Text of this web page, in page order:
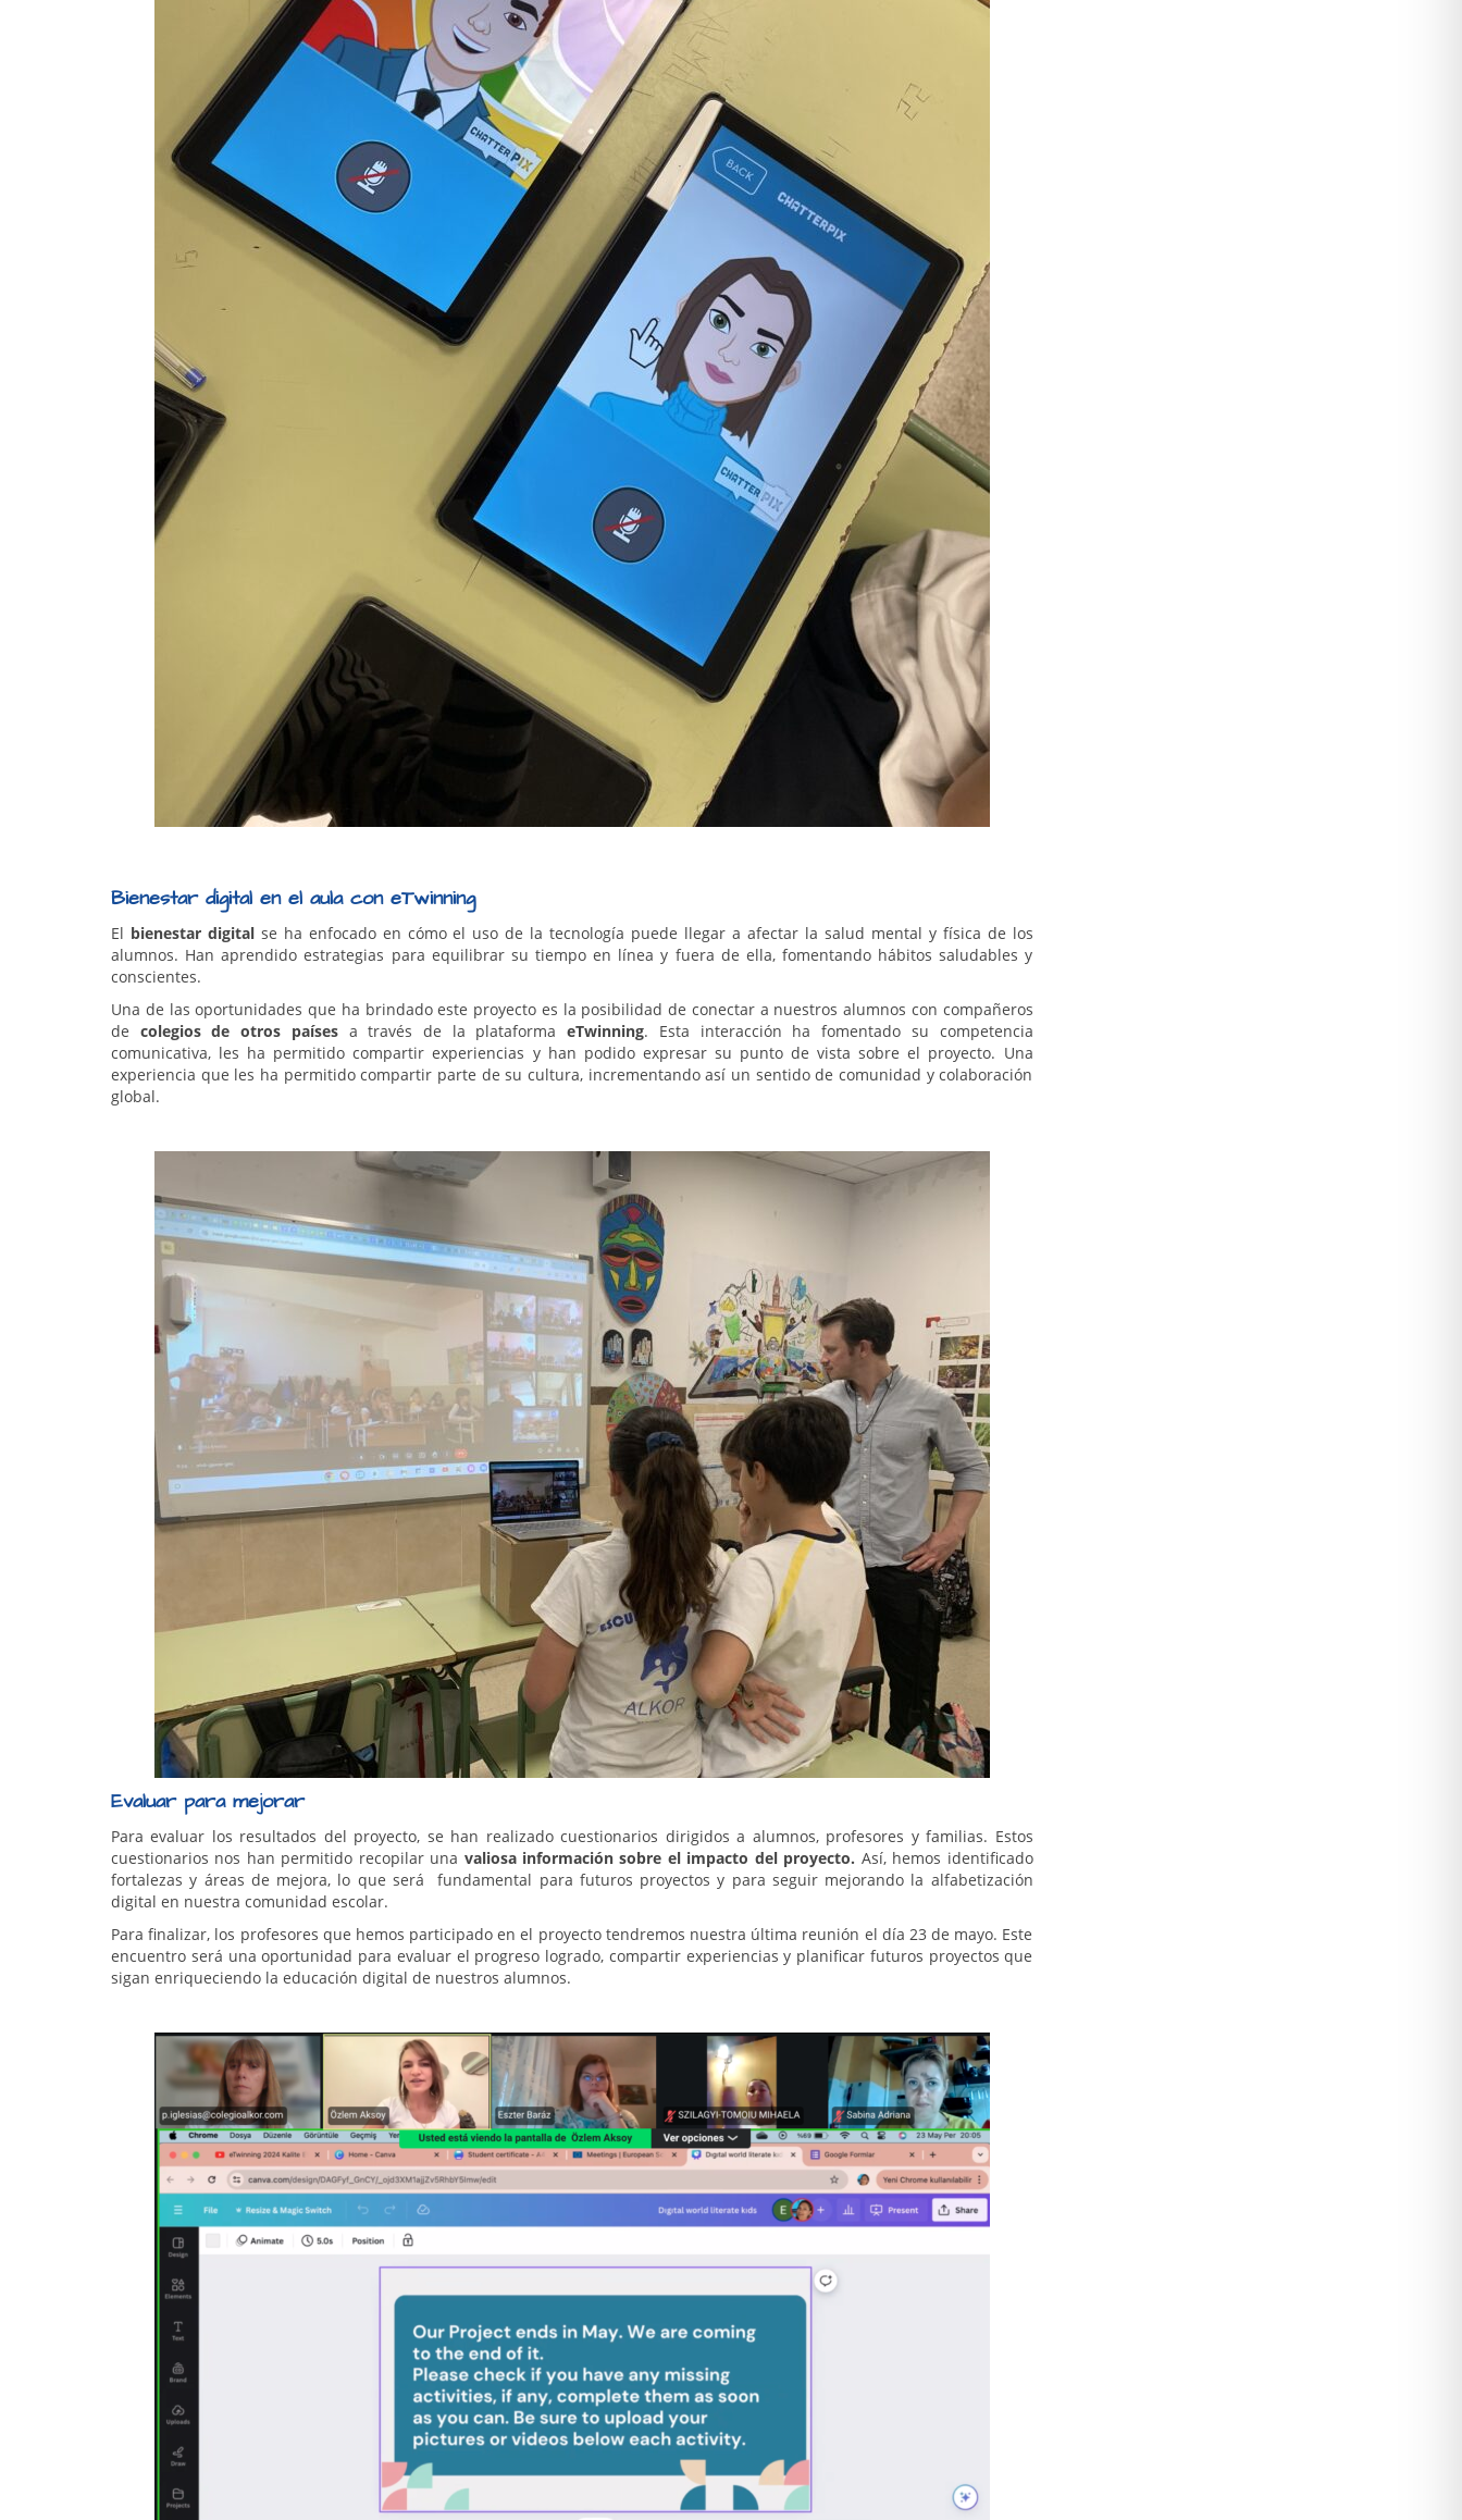
Bienestar digital en el aula con eTwinning
El bienestar digitalse ha enfocado en cómo el uso de la tecnología puede llegar a afectar la salud mental y física de los
alumnos. Han aprendido estrategias para equilibrar su tiempo en línea y fuera de ella, fomentando hábitos saludables y
conscientes.
Una de las oportunidades que ha brindado este proyecto es la posibilidad de conectar a nuestros alumnos con compañeros
de colegios de otros paísesa través de la plataformaeTwinning. Esta interacción ha fomentado su competencia
comunicativa, les ha permitido compartir experiencias y han podido expresar su punto de vista sobre el proyecto. Una
experiencia que les ha permitido compartir parte de su cultura, incrementando así un sentido de comunidad y colaboración
global.
Evaluar para mejorar
Para evaluar los resultados del proyecto, se han realizado cuestionarios dirigidos a alumnos, profesores y familias. Estos
cuestionarios nos han permitido recopilar una valiosa información sobre el impacto del proyecto. Así, hemos identificado
fortalezas y áreas de mejora, lo que será fundamental para futuros proyectos y para seguir mejorando la alfabetización
digital en nuestra comunidad escolar.
Para finalizar, los profesores que hemos participado en el proyecto tendremos nuestra última reunión el día 23 de mayo. Este
encuentro será una oportunidad para evaluar el progreso logrado, compartir experiencias y planificar futuros proyectos que
sigan enriqueciendo la educación digital de nuestros alumnos.